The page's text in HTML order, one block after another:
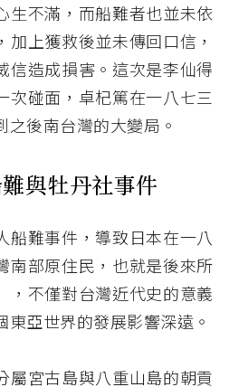
生不滿，而船難者也並未依
上獲救後並未傳回口信，
信造成損害。這次是李仙得
次碰面，卓杞篤在一八七三
後南台灣的大變局。
與牡丹社事件
船難事件，導致日本在一八
南部原住民，也就是後來所
，不僅對台灣近代史的意義
東亞世界的發展影響深遠。
屬宮古島與八重山島的朝貢